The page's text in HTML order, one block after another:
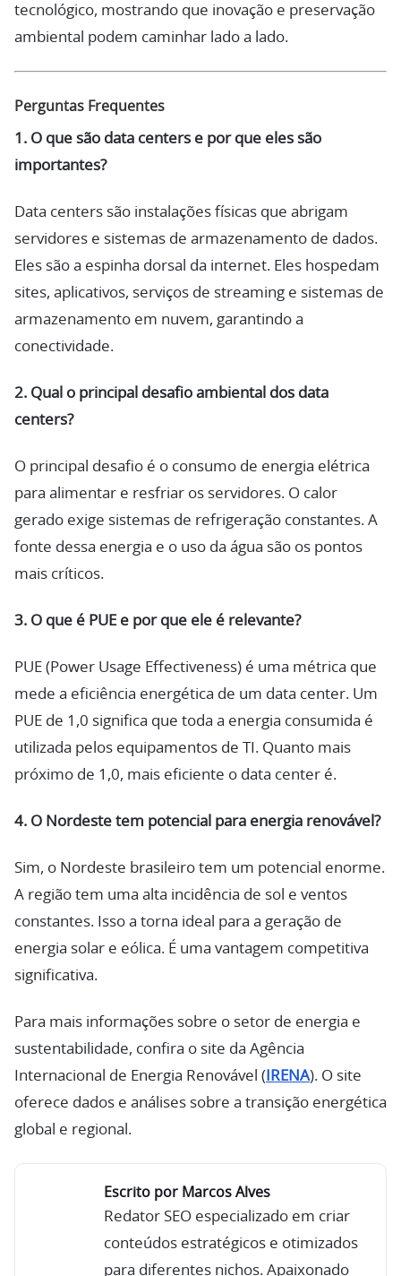
tecnológico, mostrando que inovação e preservação
ambiental podem caminhar lado a lado.
Perguntas Frequentes
1. O que são data centers e por que eles são
importantes?
Data centers são instalações físicas que abrigam
servidores e sistemas de armazenamento de dados.
Eles são a espinha dorsal da internet. Eles hospedam
sites, aplicativos, serviços de streaming e sistemas de
armazenamento em nuvem, garantindo a
conectividade.
2. Qual o principal desafio ambiental dos data
centers?
O principal desafio é o consumo de energia elétrica
para alimentar e resfriar os servidores. O calor
gerado exige sistemas de refrigeração constantes. A
fonte dessa energia e o uso da água são os pontos
mais críticos.
3. O que é PUE e por que ele é relevante?
PUE (Power Usage Effectiveness) é uma métrica que
mede a eficiência energética de um data center. Um
PUE de 1,0 significa que toda a energia consumida é
utilizada pelos equipamentos de TI. Quanto mais
próximo de 1,0, mais eficiente o data center é.
4. O Nordeste tem potencial para energia renovável?
Sim, o Nordeste brasileiro tem um potencial enorme.
A região tem uma alta incidência de sol e ventos
constantes. Isso a torna ideal para a geração de
energia solar e eólica. É uma vantagem competitiva
significativa.
Para mais informações sobre o setor de energia e
sustentabilidade, confira o site da Agência
Internacional de Energia Renovável ( IRENA). O site
oferece dados e análises sobre a transição energética
global e regional.
Escrito por Marcos Alves
Redator SEO especializado em criar
conteúdos estratégicos e otimizados
para diferentes nichos. Apaixonado